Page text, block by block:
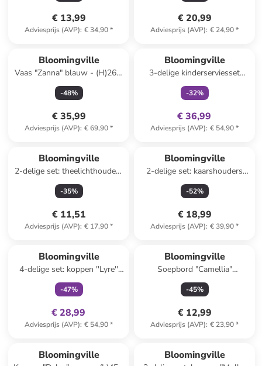
€ 13,99
Adviesprijs (AVP): € 34,90*
€ 20,99
Adviesprijs (AVP): € 24,90*
Bloomingville
Vaas "Zanna" blauw - (H)26 x
Ø 17,5 cm
-48%
€ 35,99
Adviesprijs (AVP): € 69,90*
Bloomingville
3-delige kinderserviesset
"Charlie" wit/lichtblauw
-32%
€ 36,99
Adviesprijs (AVP): € 54,90*
Bloomingville
2-delige set: theelichthouders
"Rosslin" bruin
-35%
€ 11,51
Adviesprijs (AVP): € 17,90*
Bloomingville
2-delige set: kaarshouders
''Caty'' wit/lichtbruin
-52%
€ 18,99
Adviesprijs (AVP): € 39,90*
Bloomingville
4-delige set: koppen ''Lyre''
wit/blauw - 250 ml
-47%
€ 28,99
Adviesprijs (AVP): € 54,90*
Bloomingville
Soepbord "Camellia"
blauw/wit - Ø 22 cm
-45%
€ 12,99
Adviesprijs (AVP): € 23,90*
Bloomingville Bloomingville